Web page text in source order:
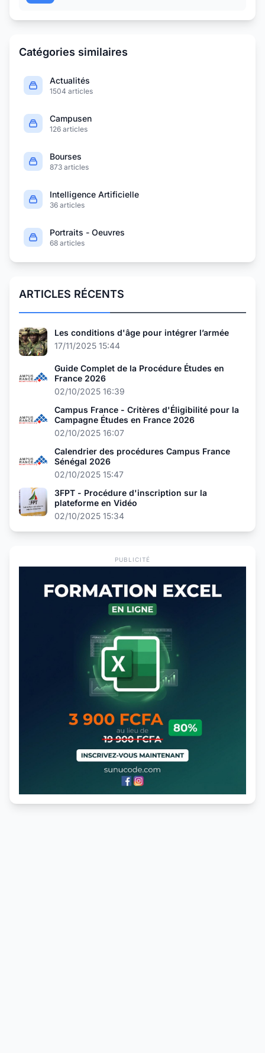
Catégories similaires
Actualités
1504 articles
Campusen
126 articles
Bourses
873 articles
Intelligence Artificielle
36 articles
Portraits - Oeuvres
68 articles
ARTICLES RÉCENTS
Les conditions d'âge pour intégrer l’armée
17/11/2025 15:44
Guide Complet de la Procédure Études en
France 2026
02/10/2025 16:39
Campus France - Critères d'Éligibilité pour la
Campagne Études en France 2026
02/10/2025 16:07
Calendrier des procédures Campus France
Sénégal 2026
02/10/2025 15:47
3FPT - Procédure d'inscription sur la
plateforme en Vidéo
02/10/2025 15:34
PUBLICITÉ